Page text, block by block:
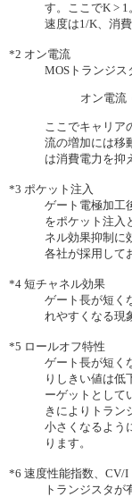
す。ここでK >
速度は1/K、消
*2 オン電流
MOSトランジス
オン電流
ここでキャリア
流の増加には移
は消費電力を抑
*3 ポケット注入
ゲート電極加工
をポケット注入
ネル効果抑制に
各社が採用して
*4 短チャネル効果
ゲート長が短く
れやすくなる現
*5 ロールオフ特性
ゲート長が短く
りしきい値は低
ーゲットとして
きによりトラン
小さくなるよう
ります。
*6 速度性能指数、CV/I
トランジスタ